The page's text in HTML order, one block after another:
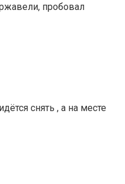
пробовал
снять , а на месте